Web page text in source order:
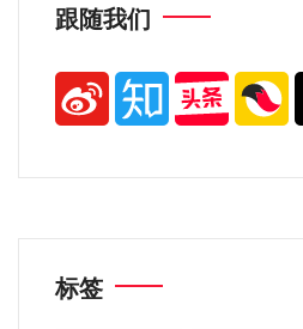
跟随我们
标签